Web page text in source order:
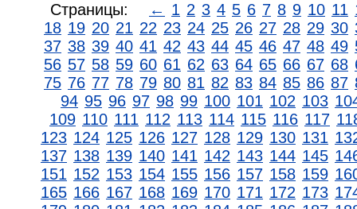
Страницы: ← 1 2 3 4 5 6 7 8 9 10 11
18 19 20 21 22 23 24 25 26 27 28 29 30
37 38 39 40 41 42 43 44 45 46 47 48 49
56 57 58 59 60 61 62 63 64 65 66 67 68
75 76 77 78 79 80 81 82 83 84 85 86 87
94 95 96 97 98 99 100 101 102 103
109 110 111 112 113 114 115 116 117
123 124 125 126 127 128 129 130 131
137 138 139 140 141 142 143 144 145
151 152 153 154 155 156 157 158 159
165 166 167 168 169 170 171 172 173